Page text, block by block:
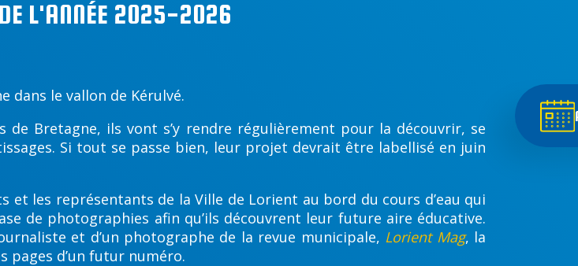
L'ANNÉE 2025-2026
dans le vallon de Kérulvé.
de Bretagne, ils vont s’y rendre régulièrement pour la découvrir, se
Si tout se passe bien, leur projet devrait être labellisé en juin
les représentants de la Ville de Lorient au bord du cours d’eau qui
de photographies afin qu’ils découvrent leur future aire éducative.
et d’un photographe de la revue municipale, Lorient Mag, la
pages d’un futur numéro.